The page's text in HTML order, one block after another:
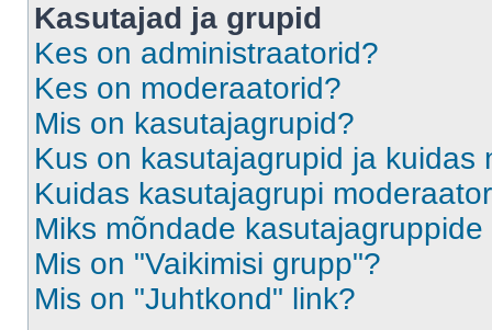
Kasutajad ja grupid
Kes on administraatorid?
Kes on moderaatorid?
Mis on kasutajagrupid?
Kus on kasutajagrupid ja kuidas
Kuidas kasutajagrupi
Miks mõndade
Mis on "Vaikimisi grupp"?
Mis on "Juhtkond" link?